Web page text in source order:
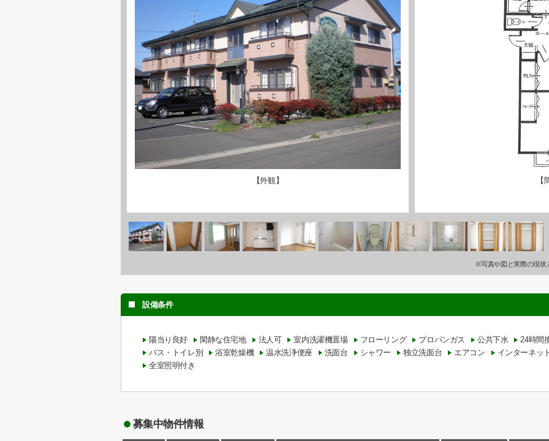
【外観】
※写真や図と実際の現状
設備条件
陽当り良好 閑静な住宅地 法人可 室内洗濯機置場 フローリング プロパンガス 公共下水
24時間
バス・トイレ別
浴室乾燥機 温水洗浄便座 洗面台 シャワー 独立洗面台 エアコン
インターネッ
全室照明付き
募集中物件情報